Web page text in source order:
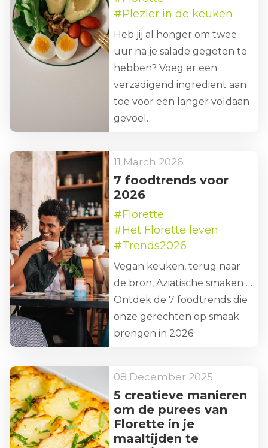
#Plezier in de keuken
Heb jij al honger om twee
uur na je salade gegeten te
hebben? Voeg er een
verzadigend ingrediënt aan
toe voor een langer voldaan
gevoel.
11 March 2026
7 foodtrends voor
2026
#Florette
#Het Florette leven
#Trends2026
Vegan keuken, terug naar
de bron, Aziatische smaken …
Ontdek de 7 foodtrends die
onze gerechten op smaak
brengen in 2026.
08 December 2025
5 creatieve manieren
om de purees van
Florette in je
maaltijden te